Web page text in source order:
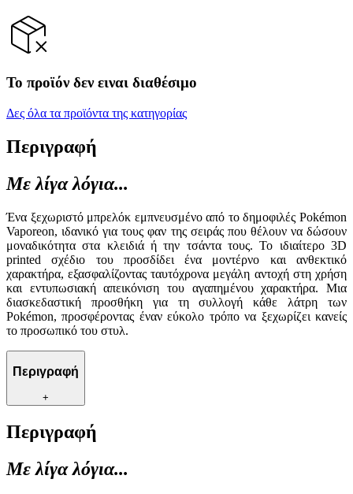
Το προϊόν δεν ειναι διαθέσιμο
Δες όλα τα προϊόντα της κατηγορίας
Περιγραφή
Με λίγα λόγια...
Ένα ξεχωριστό μπρελόκ εμπνευσμένο από το δημοφιλές Pokémon
Vaporeon, ιδανικό για τους φαν της σειράς που θέλουν να δώσουν
μοναδικότητα στα κλειδιά ή την τσάντα τους. Το ιδιαίτερο 3D
printed σχέδιο του προσδίδει ένα μοντέρνο και ανθεκτικό
χαρακτήρα, εξασφαλίζοντας ταυτόχρονα μεγάλη αντοχή στη χρήση
και εντυπωσιακή απεικόνιση του αγαπημένου χαρακτήρα. Μια
διασκεδαστική προσθήκη για τη συλλογή κάθε λάτρη των
Pokémon, προσφέροντας έναν εύκολο τρόπο να ξεχωρίζει κανείς
το προσωπικό του στυλ.
Περιγραφή
+
Περιγραφή
Με λίγα λόγια...